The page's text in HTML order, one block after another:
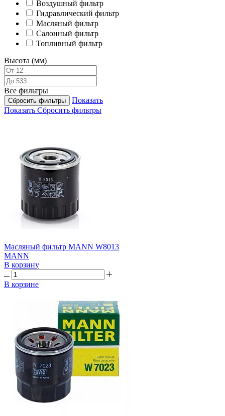
Воздушный фильтр
Гидравлический фильтр
Масляный фильтр
Салонный фильтр
Топливный фильтр
Высота (мм)
Все фильтры
Сбросить фильтры
Показать
Показать Сбросить фильтры
Масляный фильтр MANN W8013
MANN
В корзину
В корзине